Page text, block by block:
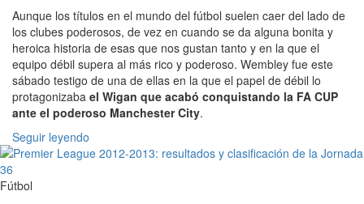
Aunque los títulos en el mundo del fútbol suelen caer del lado de
los clubes poderosos, de vez en cuando se da alguna bonita y
heroica historia de esas que nos gustan tanto y en la que el
equipo débil supera al más rico y poderoso. Wembley fue este
sábado testigo de una de ellas en la que el papel de débil lo
protagonizaba el Wigan que acabó conquistando la FA CUP
ante el poderoso Manchester City.
Seguir leyendo
Fútbol